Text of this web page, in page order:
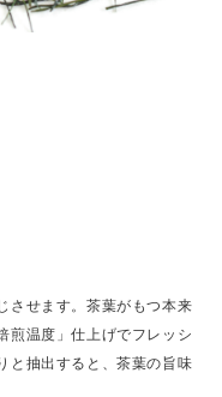
させます。茶葉がもつ本来
煎温度」仕上げでフレッシ
と抽出すると、茶葉の旨味